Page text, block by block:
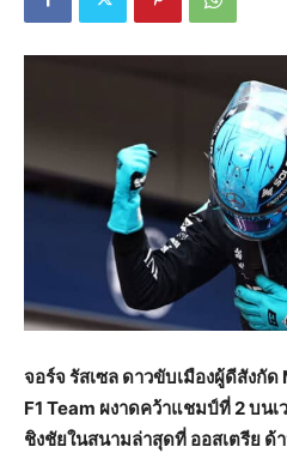
จอร์จ รัสเซล ดาวขับเมืองผู้ดีสังกั
F1 Team ผงาดคว้าแชมป์ที่ 2 บน
ชิงชัยในสนามล่าสุดที่ ออสเตรีย ด้